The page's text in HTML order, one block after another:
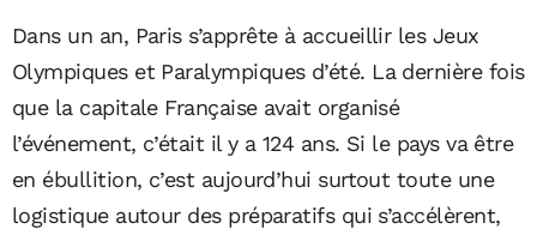
Dans un an, Paris s’apprête à accueillir les Jeux
Olympiques et Paralympiques d’été. La dernière fois
que la capitale Française avait organisé
l’événement, c’était il y a 124 ans. Si le pays va être
en ébullition, c’est aujourd’hui surtout toute une
logistique autour des préparatifs qui s’accélèrent,